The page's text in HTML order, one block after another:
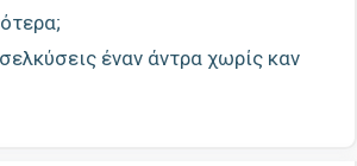
έναν άντρα χωρίς καν